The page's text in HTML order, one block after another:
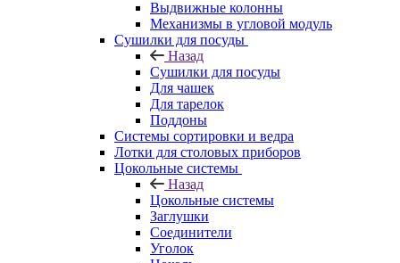
Выдвижные колонны
Механизмы в угловой модуль
Сушилки для посуды
Назад
Сушилки для посуды
Для чашек
Для тарелок
Поддоны
Системы сортировки и ведра
Лотки для столовых приборов
Цокольные системы
Назад
Цокольные системы
Заглушки
Соединители
Уголок